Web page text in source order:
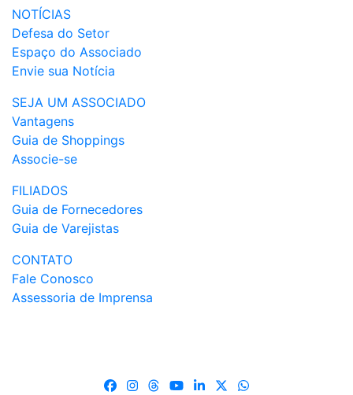
NOTÍCIAS
Defesa do Setor
Espaço do Associado
Envie sua Notícia
SEJA UM ASSOCIADO
Vantagens
Guia de Shoppings
Associe-se
FILIADOS
Guia de Fornecedores
Guia de Varejistas
CONTATO
Fale Conosco
Assessoria de Imprensa